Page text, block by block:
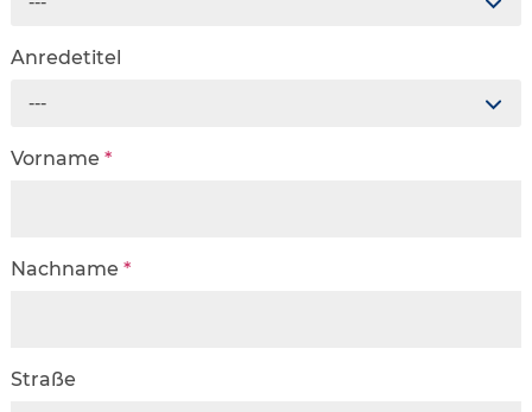
Anredetitel
---
Vorname *
Nachname *
Straße